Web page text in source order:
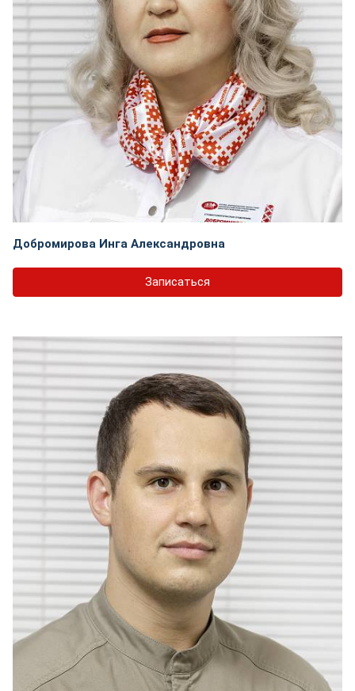
Добромирова Инга Александровна
Записаться